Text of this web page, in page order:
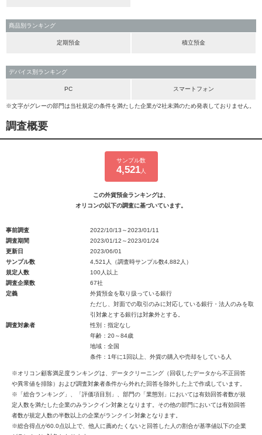
商品別ランキング
定期預金 積立預金
デバイス別ランキング
PC スマートフォン
※文字がグレーの部門は当社規定の条件を満たした企業が2社未満のため発表しておりません。
調査概要
サンプル数
4,521人
この外貨預金ランキングは、
オリコンの以下の調査に基づいています。
事前調査
2022/10/13～2023/01/11
調査期間
2023/01/12～2023/01/24
更新日
2023/06/01
サンプル数
4,521人（調査時サンプル数4,882人）
規定人数
100人以上
調査企業数
67社
定義
外貨預金を取り扱っている銀行
ただし、対面での取引のみに対応している銀行・法人のみを取
引対象とする銀行は対象外とする。
調査対象者
性別：指定なし
年齢：20～84歳
地域：全国
条件：1年に1回以上、外貨の購入や売却をしている人
※オリコン顧客満足度ランキングは、データクリーニング（回収したデータから不正回答
や異常値を排除）および調査対象者条件から外れた回答を除外した上で作成しています。
※「総合ランキング」、「評価項目別」、部門の「業態別」においては有効回答者数が規
定人数を満たした企業のみランクイン対象となります。その他の部門においては有効回答
者数が規定人数の半数以上の企業がランクイン対象となります。
※総合得点が60.0点以上で、他人に薦めたくないと回答した人の割合が基準値以下の企業